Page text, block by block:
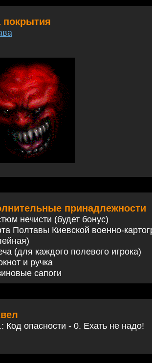
покрытия
принадлежности
нечисти (будет бонус)
Полтавы Киевской военно-
(для каждого полевого игрока)
и ручка
сапоги
Код опасности - 0. Ехать не надо!